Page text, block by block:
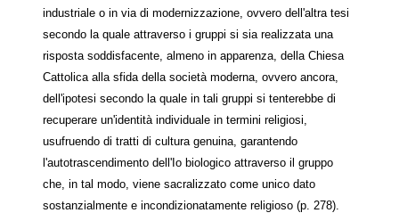
industriale o in via di modernizzazione, ovvero dell'altra tesi
secondo la quale attraverso i gruppi si sia realizzata una
risposta soddisfacente, almeno in apparenza, della Chiesa
Cattolica alla sfida della società moderna, ovvero ancora,
dell'ipotesi secondo la quale in tali gruppi si tenterebbe di
recuperare un'identità individuale in termini religiosi,
usufruendo di tratti di cultura genuina, garantendo
l'autotrascendimento dell'Io biologico attraverso il gruppo
che, in tal modo, viene sacralizzato come unico dato
sostanzialmente e incondizionatamente religioso (p. 278).